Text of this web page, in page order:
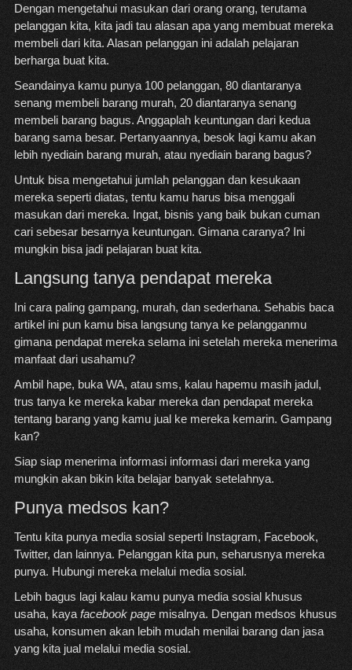
Dengan mengetahui masukan dari orang orang, terutama
pelanggan kita, kita jadi tau alasan apa yang membuat mereka
membeli dari kita. Alasan pelanggan ini adalah pelajaran
berharga buat kita.
Seandainya kamu punya 100 pelanggan, 80 diantaranya
senang membeli barang murah, 20 diantaranya senang
membeli barang bagus. Anggaplah keuntungan dari kedua
barang sama besar. Pertanyaannya, besok lagi kamu akan
lebih nyediain barang murah, atau nyediain barang bagus?
Untuk bisa mengetahui jumlah pelanggan dan kesukaan
mereka seperti diatas, tentu kamu harus bisa menggali
masukan dari mereka. Ingat, bisnis yang baik bukan cuman
cari sebesar besarnya keuntungan. Gimana caranya? Ini
mungkin bisa jadi pelajaran buat kita.
Langsung tanya pendapat mereka
Ini cara paling gampang, murah, dan sederhana. Sehabis baca
artikel ini pun kamu bisa langsung tanya ke pelangganmu
gimana pendapat mereka selama ini setelah mereka menerima
manfaat dari usahamu?
Ambil hape, buka WA, atau sms, kalau hapemu masih jadul,
trus tanya ke mereka kabar mereka dan pendapat mereka
tentang barang yang kamu jual ke mereka kemarin. Gampang
kan?
Siap siap menerima informasi informasi dari mereka yang
mungkin akan bikin kita belajar banyak setelahnya.
Punya medsos kan?
Tentu kita punya media sosial seperti Instagram, Facebook,
Twitter, dan lainnya. Pelanggan kita pun, seharusnya mereka
punya. Hubungi mereka melalui media sosial.
Lebih bagus lagi kalau kamu punya media sosial khusus
usaha, kaya facebook pagemisalnya. Dengan medsos khusus
usaha, konsumen akan lebih mudah menilai barang dan jasa
yang kita jual melalui media sosial.